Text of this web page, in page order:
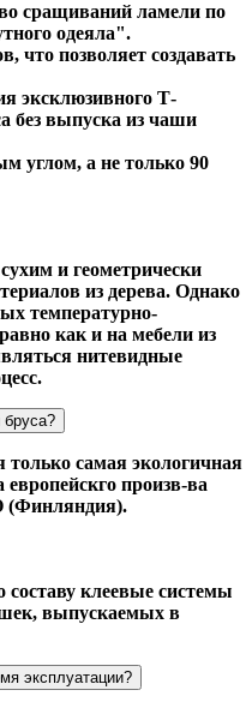
сращиваний ламели по
одеяла".
что позволяет создавать
эксклюзивного Т-
без выпуска из чаши
углом, а не только 90
и геометрически
из дерева. Однако
температурно-
как и на мебели из
нитевидные
бруса?
только самая экологичная
европейскго произв-ва
(Финляндия).
клеевые системы
выпускаемых в
эксплуатации?